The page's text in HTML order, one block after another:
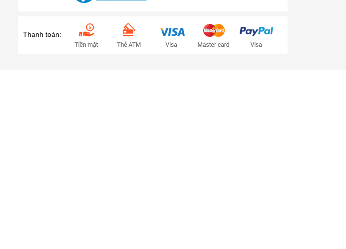
Thanh toán: